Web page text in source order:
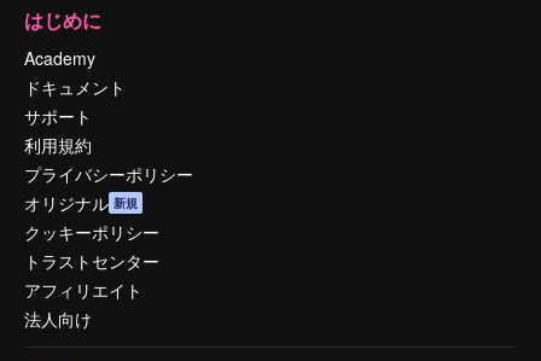
はじめに
Academy
ドキュメント
サポート
利用規約
プライバシーポリシー
オリジナル 新規
クッキーポリシー
トラストセンター
アフィリエイト
法人向け